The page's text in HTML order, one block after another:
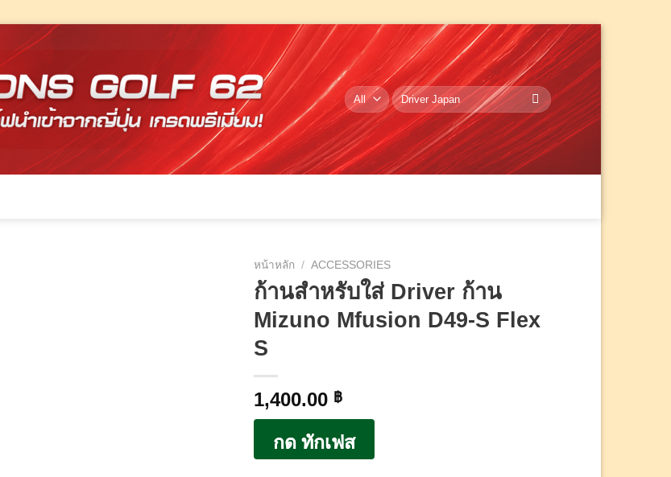
ค้นหา:
หน้าหลัก / ACCESSORIES
ก้านสำหรับใส่ Driver ก้าน
Mizuno Mfusion D49-S Flex
S
1,400.00 ฿
กด ทักเฟส